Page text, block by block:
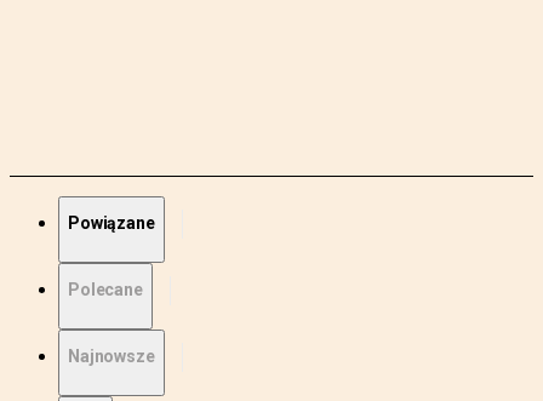
Powiązane
Polecane
Najnowsze